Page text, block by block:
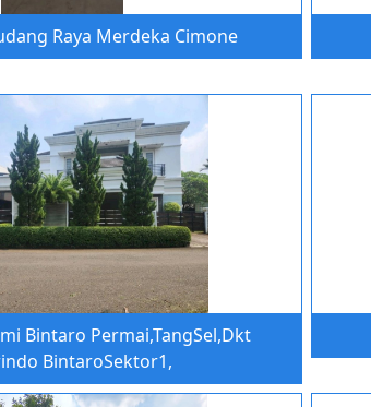
Raya Merdeka Cimone
Bintaro Permai,TangSel,Dkt
BintaroSektor1,